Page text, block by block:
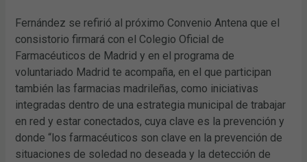
Fernández se refirió al próximo Convenio Antena que el
consistorio firmará con el Colegio Oficial de
Farmacéuticos de Madrid y en el programa de
voluntariado Madrid te acompaña, en el que participan
también las farmacias madrileñas, como iniciativas
integradas dentro de una estrategia municipal de trabajar
en red y estar conectados, cuya clave es la prevención y
donde “los farmacéuticos son clave en la prevención de
situaciones de soledad no deseada y la detección de